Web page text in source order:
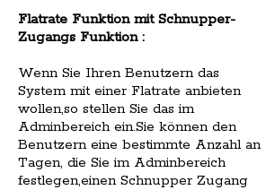
Flatrate Funktion mit Schnupper-
Zugangs Funktion :
Wenn Sie Ihren Benutzern das
System mit einer Flatrate anbieten
wollen,so stellen Sie das im
Adminbereich ein.Sie können den
Benutzern eine bestimmte Anzahl an
Tagen, die Sie im Adminbereich
festlegen,einen Schnupper Zugang